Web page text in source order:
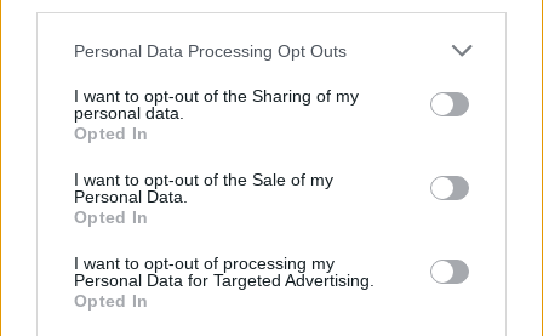
Personal Data Processing Opt Outs
I want to opt-out of the Sharing of my
personal data.
Opted In
I want to opt-out of the Sale of my
Personal Data.
Opted In
I want to opt-out of processing my
Personal Data for Targeted Advertising.
Opted In
Szukaj
Szukaj